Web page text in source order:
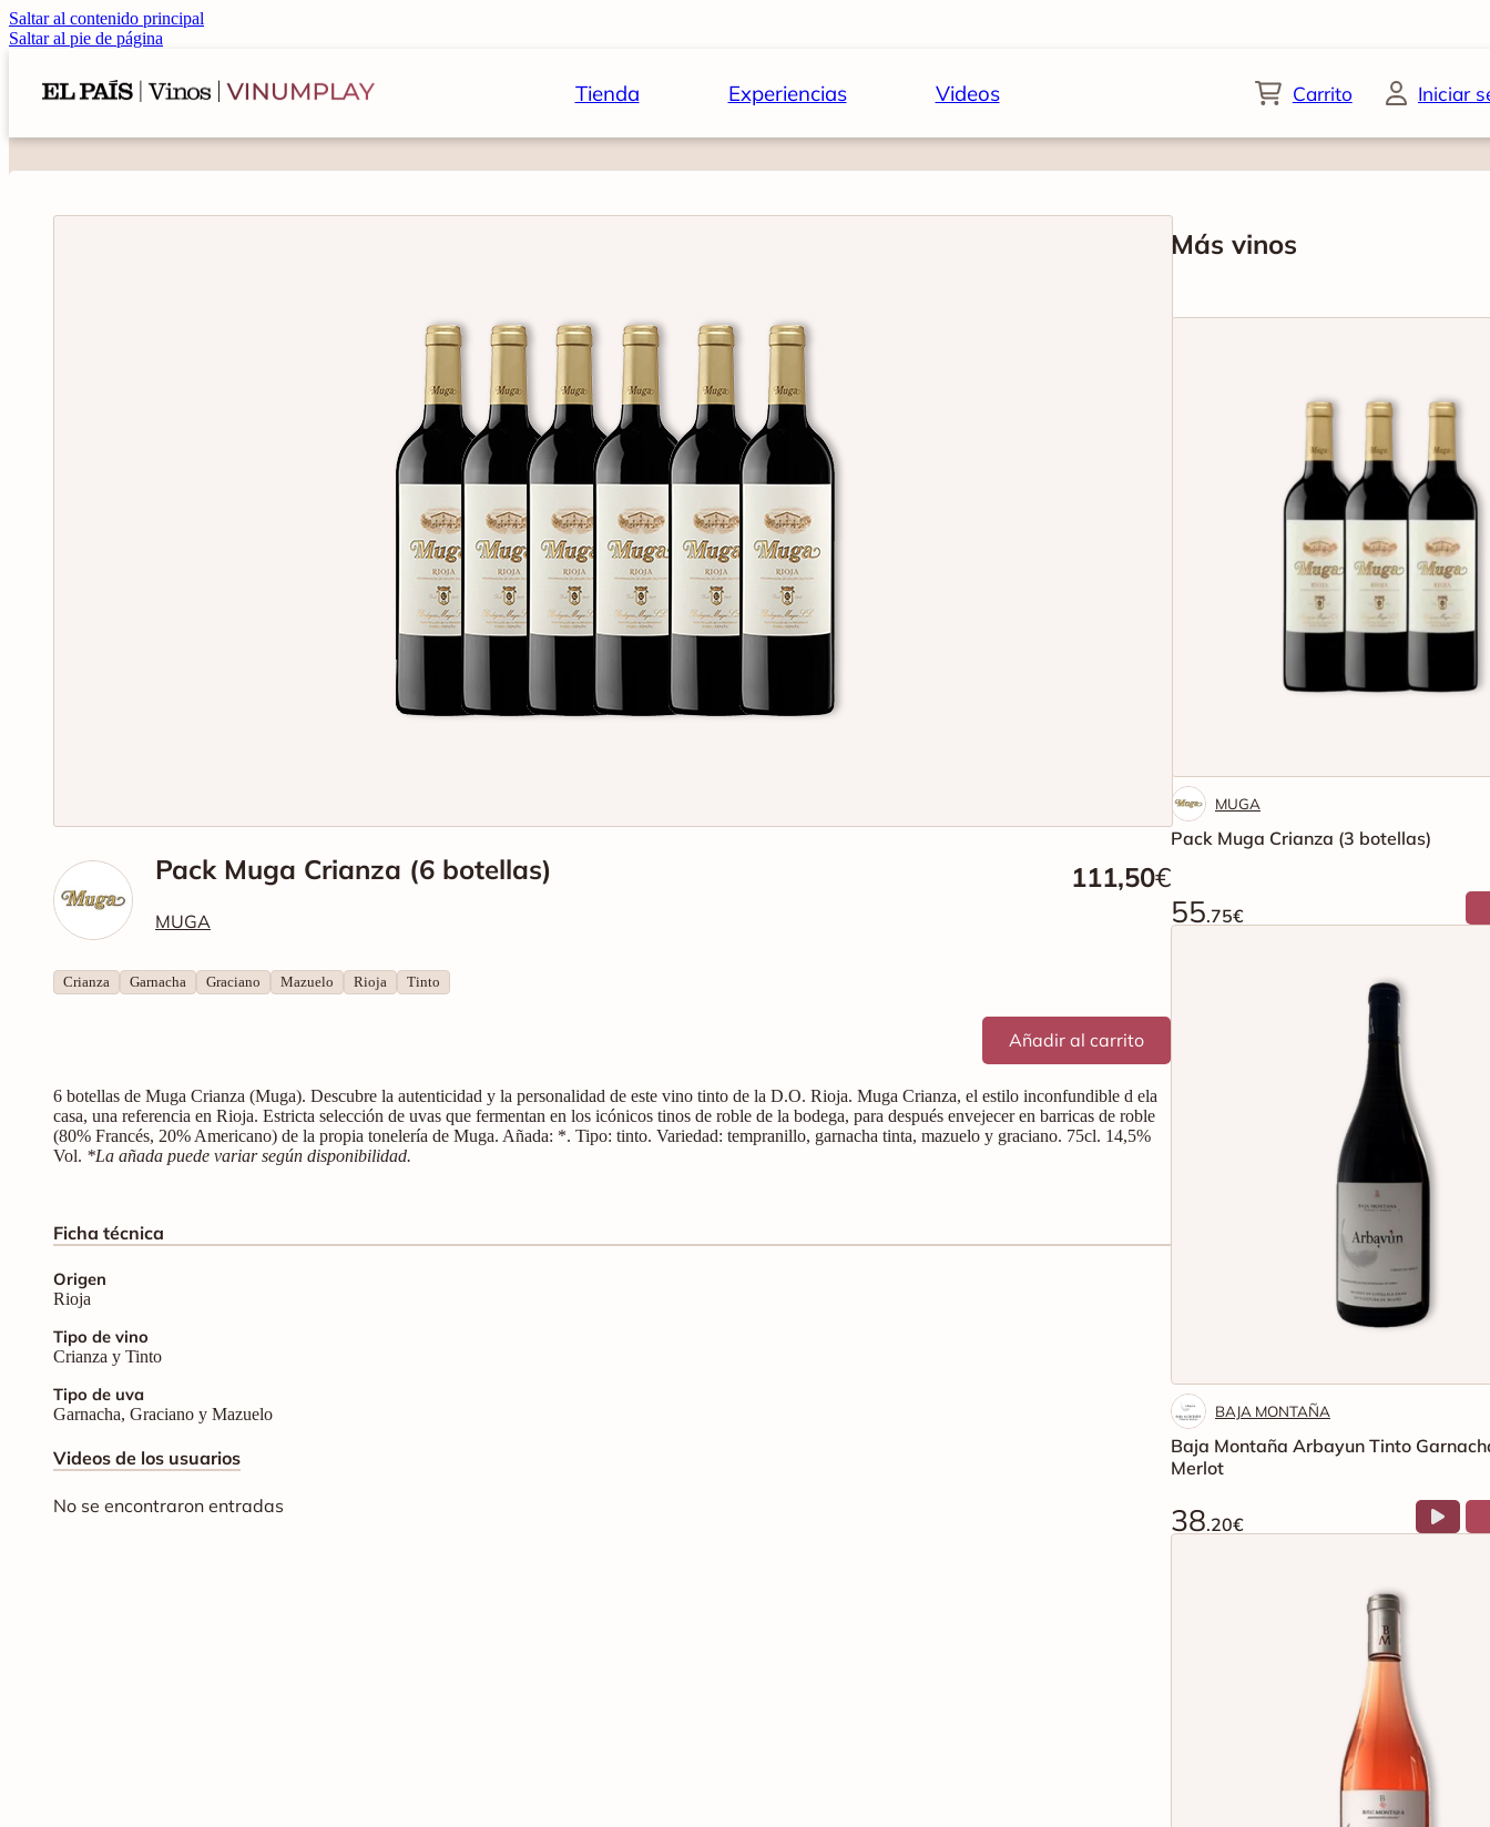
Saltar al contenido principal
Saltar al pie de página
Tienda Experiencias Videos Carrito Iniciar
Pack Muga Crianza (6 botellas)
MUGA
111,50€
Crianza Garnacha Graciano Mazuelo Rioja Tinto
Añadir al carrito
6 botellas de Muga Crianza (Muga). Descubre la autenticidad y la personalidad de este vino tinto de la D.O. Rioja. Muga Crianza, el estilo inconfundible d ela
casa, una referencia en Rioja. Estricta selección de uvas que fermentan en los icónicos tinos de roble de la bodega, para después envejecer en barricas de roble
(80% Francés, 20% Americano) de la propia tonelería de Muga. Añada: *. Tipo: tinto. Variedad: tempranillo, garnacha tinta, mazuelo y graciano. 75cl. 14,5%
Vol. *La añada puede variar según disponibilidad.
Ficha técnica
Origen
Rioja
Tipo de vino
Crianza y Tinto
Tipo de uva
Garnacha, Graciano y Mazuelo
Videos de los usuarios
No se encontraron entradas
Más vinos
MUGA
Pack Muga Crianza (3 botellas)
55.75€
BAJA MONTAÑA
Baja Montaña Arbayun Tinto
Merlot
38.20€